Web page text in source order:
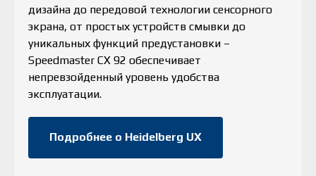
дизайна до передовой технологии сенсорного
экрана, от простых устройств смывки до
уникальных функций предустановки –
Speedmaster CX 92 обеспечивает
непревзойденный уровень удобства
эксплуатации.
Подробнее о Heidelberg UX